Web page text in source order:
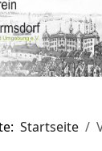
Startseite